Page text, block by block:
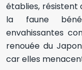
établies, résistent
la faune
envahissantes
renouée du
car elles